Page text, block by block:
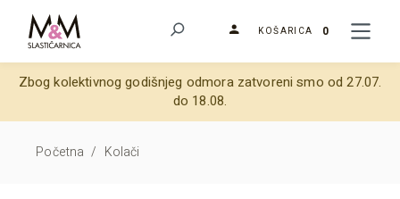
KOŠARICA 0
Zbog kolektivnog godišnjeg odmora zatvoreni smo od 27.07.
do 18.08.
Početna / Kolači